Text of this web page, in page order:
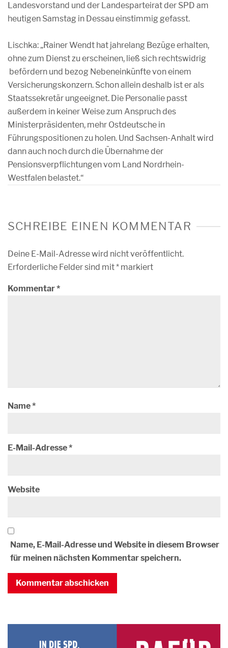
Landesvorstand und der Landesparteirat der SPD am
heutigen Samstag in Dessau einstimmig gefasst.
Lischka: „Rainer Wendt hat jahrelang Bezüge erhalten,
ohne zum Dienst zu erscheinen, ließ sich rechtswidrig
befördern und bezog Nebeneinkünfte von einem
Versicherungskonzern. Schon allein deshalb ist er als
Staatssekretär ungeeignet. Die Personalie passt
außerdem in keiner Weise zum Anspruch des
Ministerpräsidenten, mehr Ostdeutsche in
Führungspositionen zu holen. Und Sachsen-Anhalt wird
dann auch noch durch die Übernahme der
Pensionsverpflichtungen vom Land Nordrhein-
Westfalen belastet.“
SCHREIBE EINEN KOMMENTAR
Deine E-Mail-Adresse wird nicht veröffentlicht.
Erforderliche Felder sind mit* markiert
Kommentar*
Name*
E-Mail-Adresse*
Website
Name, E-Mail-Adresse und Website in diesem Browser
für meinen nächsten Kommentar speichern.